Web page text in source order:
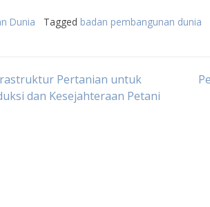
Dunia Tagged badan pembangunan dunia
Pertanian untuk
dan Kesejahteraan Petani